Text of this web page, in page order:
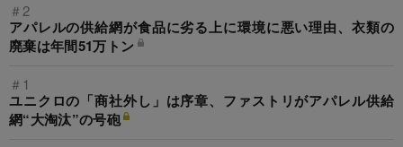
＃2
アパレルの供給網が食品に劣る上に環境に悪い理由、衣類の
廃棄は年間51万トン
＃1
ユニクロの「商社外し」は序章、ファストリがアパレル供給
網“大淘汰”の号砲